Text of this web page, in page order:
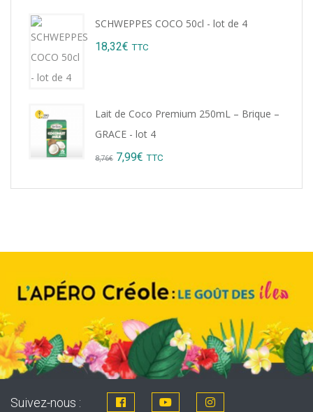
SCHWEPPES COCO 50cl - lot de 4
18,32€ TTC
Lait de Coco Premium 250mL – Brique –
GRACE - lot 4
8,76€ Original
7,99€ Current
TTC
Suivez-nous :